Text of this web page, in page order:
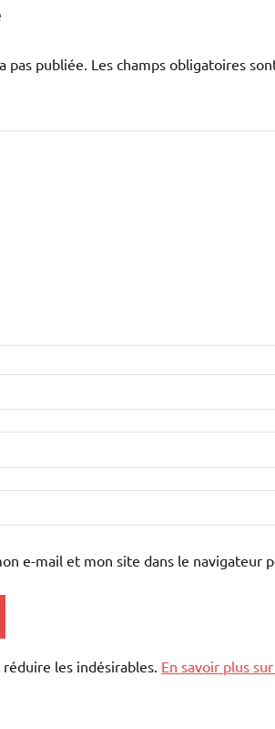
pas publiée. Les champs obligatoires
e-mail et mon site dans le navigateur
les indésirables. En savoir plus